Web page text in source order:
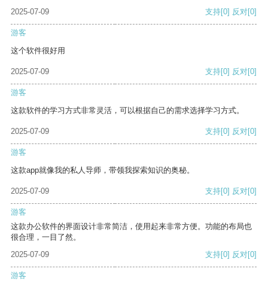
2025-07-09 支持[0] 反对[0]
游客
这个软件很好用
2025-07-09 支持[0] 反对[0]
游客
这款软件的学习方式非常灵活，可以根据自己的需求选择学习方式。
2025-07-09 支持[0] 反对[0]
游客
这款app就像我的私人导师，带领我探索知识的奥秘。
2025-07-09 支持[0] 反对[0]
游客
这款办公软件的界面设计非常简洁，使用起来非常方便。功能的布局也
很合理，一目了然。
2025-07-09
支持[0] 反对[0]
游客